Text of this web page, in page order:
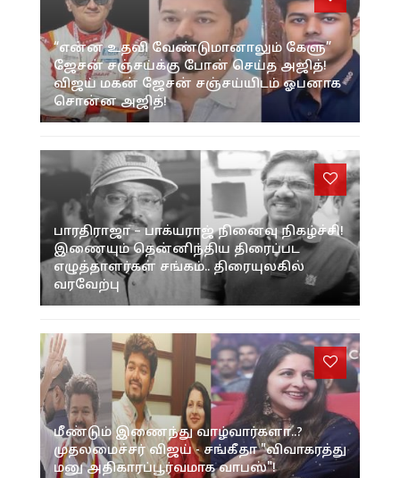
“என்ன உதவி வேண்டுமானாலும் கேளு”
ஜேசன் சஞ்சய்க்கு போன் செய்த அஜித்!
விஜய் மகன் ஜேசன் சஞ்சய்யிடம் ஓபனாக
சொன்ன அஜித்!
பாரதிராஜா – பாக்யராஜ் நினைவு நிகழ்ச்சி!
இணையும் தென்னிந்திய திரைப்பட
எழுத்தாளர்கள் சங்கம்.. திரையுலகில்
வரவேற்பு
மீண்டும் இணைந்து வாழ்வார்களா..?
முதலமைச்சர் விஜய் - சங்கீதா "விவாகரத்து
மனு அதிகாரப்பூர்வமாக வாபஸ்"!